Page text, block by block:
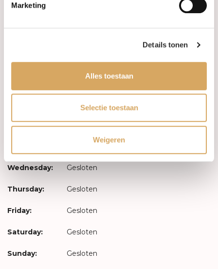
Marketing
Details tonen
Alles toestaan
Selectie toestaan
Weigeren
Monday: Gesloten
Wednesday: Gesloten
Thursday: Gesloten
Friday: Gesloten
Saturday: Gesloten
Sunday: Gesloten